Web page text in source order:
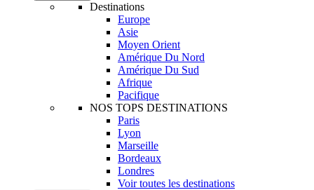
Destinations
Europe
Asie
Moyen Orient
Amérique Du Nord
Amérique Du Sud
Afrique
Pacifique
NOS TOPS DESTINATIONS
Paris
Lyon
Marseille
Bordeaux
Londres
Voir toutes les destinations